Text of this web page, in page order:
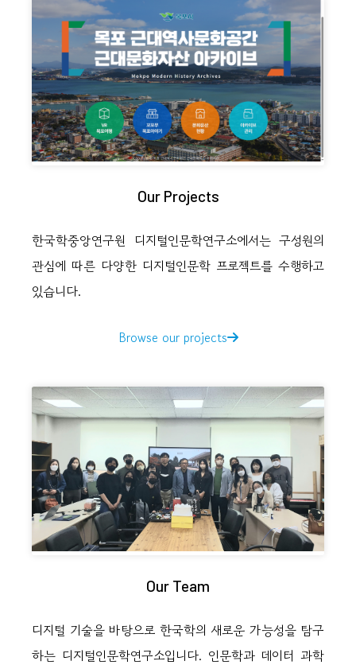
Our Projects
한국학중앙연구원 디지털인문학연구소에서는 구성원의
관심에 따른 다양한 디지털인문학 프로젝트를 수행하고
있습니다.
Browse our projects
Our Team
디지털 기술을 바탕으로 한국학의 새로운 가능성을 탐구
하는 디지털인문학연구소입니다. 인문학과 데이터 과학